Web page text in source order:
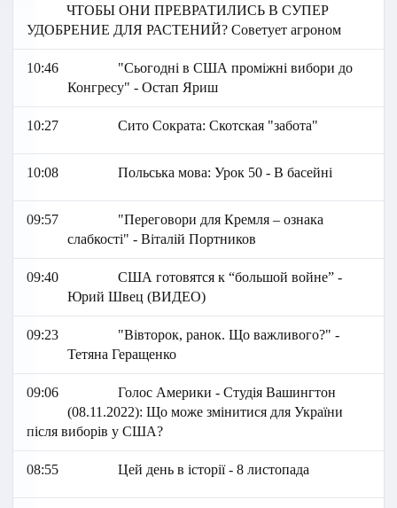
ЧТОБЫ ОНИ ПРЕВРАТИЛИСЬ В СУПЕР
УДОБРЕНИЕ ДЛЯ РАСТЕНИЙ? Советует агроном
10:46
"Сьогодні в США проміжні вибори до
Конгресу" - Остап Яриш
10:27 Сито Сократа: Скотская "забота"
10:08 Польська мова: Урок 50 - В басейні
09:57
"Переговори для Кремля – ознака
слабкості" - Віталій Портников
09:40
США готовятся к “большой войне” -
Юрий Швец (ВИДЕО)
09:23
"Вівторок, ранок. Що важливого?" -
Тетяна Геращенко
09:06
Голос Америки - Студія Вашингтон
(08.11.2022): Що може змінитися для України
після виборів у США?
08:55 Цей день в історії - 8 листопада